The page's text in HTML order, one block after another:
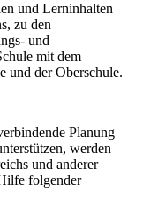
und Lerninhalten
zu den
und
mit dem
und der Oberschule.
Planung
werden
und anderer
folgender